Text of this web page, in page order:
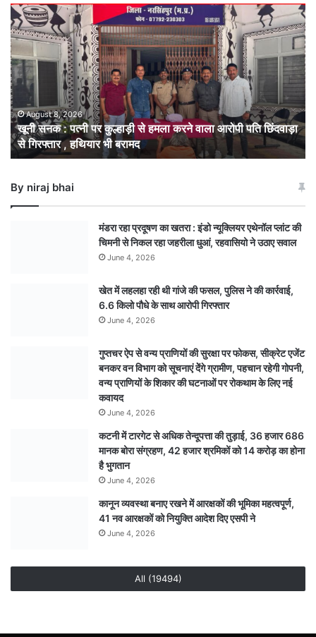
खूनी
सनक
:
पत्नी
पर
कुल्हाड़ी
से
हमला
करने
वाला
आरोपी
छिंदवाड़ा
से
August 8, 2026
खूनी सनक : पत्नी पर कुल्हाड़ी से हमला करने वाला आरोपी पति छिंदवाड़ा
से गिरफ्तार , हथियार भी बरामद
By niraj bhai
मंडरा रहा प्रदूषण का खतरा : इंडो न्यूक्लियर एथेनॉल प्लांट की
चिमनी से निकल रहा जहरीला धुआं, रहवासियो ने उठाए सवाल
June 4, 2026
खेत में लहलहा रही थी गांजे की फसल, पुलिस ने की कार्रवाई,
6.6 किलो पौधे के साथ आरोपी गिरफ्तार
June 4, 2026
गुप्तचर ऐप से वन्य प्राणियों की सुरक्षा पर फोकस, सीक्रेट एजेंट
बनकर वन विभाग को सूचनाएं देेंगे ग्रामीण, पहचान रहेगी गोपनी,
वन्य प्राणियों के शिकार की घटनाओं पर रोकथाम के लिए नई
कवायद
June 4, 2026
कटनी में टारगेट से अधिक तेन्दूपत्ता की तुड़ाई, 36 हजार 686
मानक बोरा संग्रहण, 42 हजार श्रमिकों को 14 करोड़ का होना
है भुगतान
June 4, 2026
कानून व्यवस्था बनाए रखने में आरक्षकों की भूमिका महत्वपूर्ण,
41 नव आरक्षकों को नियुक्ति आदेश दिए एसपी ने
June 4, 2026
All (19494)